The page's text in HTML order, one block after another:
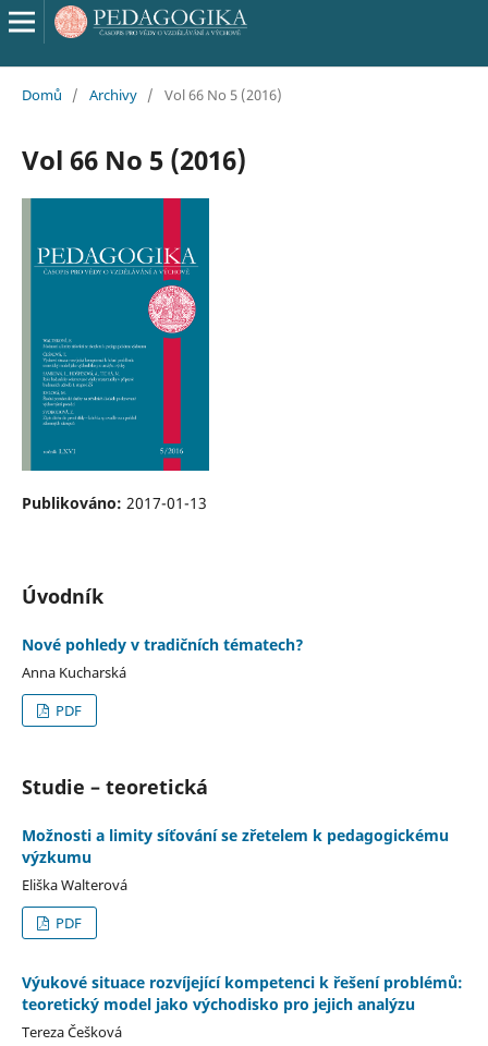
Domů / Archivy / Vol 66 No 5 (2016)
Vol 66 No 5 (2016)
Publikováno: 2017-01-13
Úvodník
Nové pohledy v tradičních tématech?
Anna Kucharská
PDF
Studie – teoretická
Možnosti a limity síťování se zřetelem k pedagogickému
výzkumu
Eliška Walterová
PDF
Výukové situace rozvíjející kompetenci k řešení problémů:
teoretický model jako východisko pro jejich analýzu
Tereza Češková